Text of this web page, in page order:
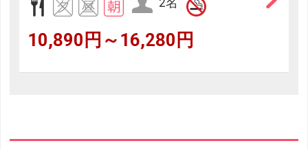
10,890円～16,280円